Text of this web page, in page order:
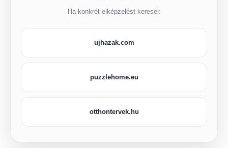
Ha konkrét elképzelést keresel:
ujhazak.com
puzzlehome.eu
otthontervek.hu